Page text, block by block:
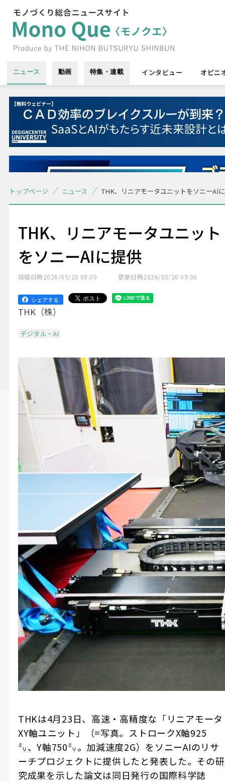
ニュース 動画 特集・連載 インタビュー オピニ
トップページ ニュース THK、リニアモータユニットをソニーAI
THK、リニアモータユニット
をソニーAIに提供
投稿日時2026/05/20 09:00 更新日時2026/05/20 09:00
シェアする
THK（株）
デジタル・AI
THKは4月23日、高速・高精度な「リニアモータ
XY軸ユニット」（=写真。ストロークX軸925
㍉、Y軸750㍉。加減速度2G）をソニーAIのリサ
ーチプロジェクトに提供したと発表した。その研
究成果を示した論文は同日発行の国際科学誌